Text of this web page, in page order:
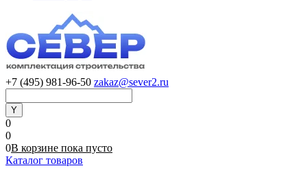
+7 (495) 981-96-50 zakaz@sever2.ru
0
0
0В корзине пока пусто
Каталог товаров